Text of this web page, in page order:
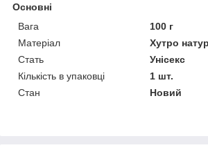
Основні
Вага
100 г
Матеріал
Хутро
Стать
Унісекс
Кількість в упаковці
1 шт.
Стан
Новий